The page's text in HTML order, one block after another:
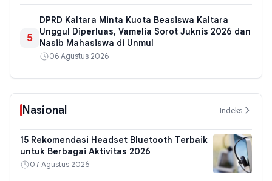
5
DPRD Kaltara Minta Kuota Beasiswa Kaltara
Unggul Diperluas, Vamelia Sorot Juknis 2026 dan
Nasib Mahasiswa di Unmul
06 Agustus 2026
Nasional Indeks
15 Rekomendasi Headset Bluetooth Terbaik
untuk Berbagai Aktivitas 2026
07 Agustus 2026